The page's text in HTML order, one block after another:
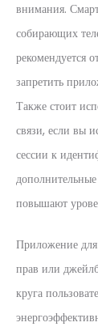
внимания.
собирающих
рекомендуется
запретить
Также стоит
связи, если вы
сессии к
повышают
Приложение
прав или
круга